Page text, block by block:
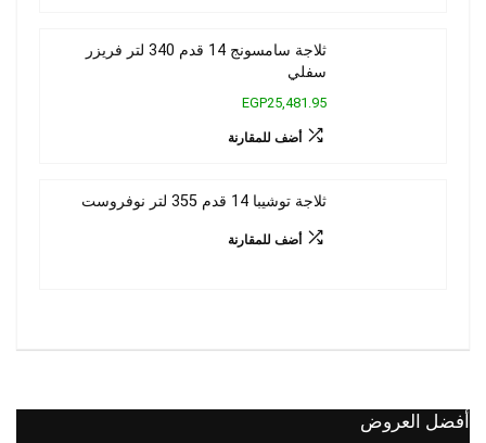
ثلاجة سامسونج 14 قدم 340 لتر فريزر
سفلي
EGP25,481.95
أضف للمقارنة
ثلاجة توشيبا 14 قدم 355 لتر نوفروست
أضف للمقارنة
أفضل العروض